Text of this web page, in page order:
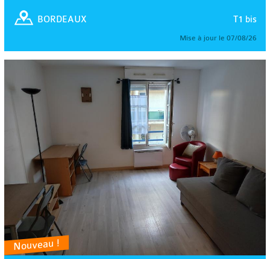
T1 bis
BORDEAUX
Mise à jour le 07/08/26
Nouveau !